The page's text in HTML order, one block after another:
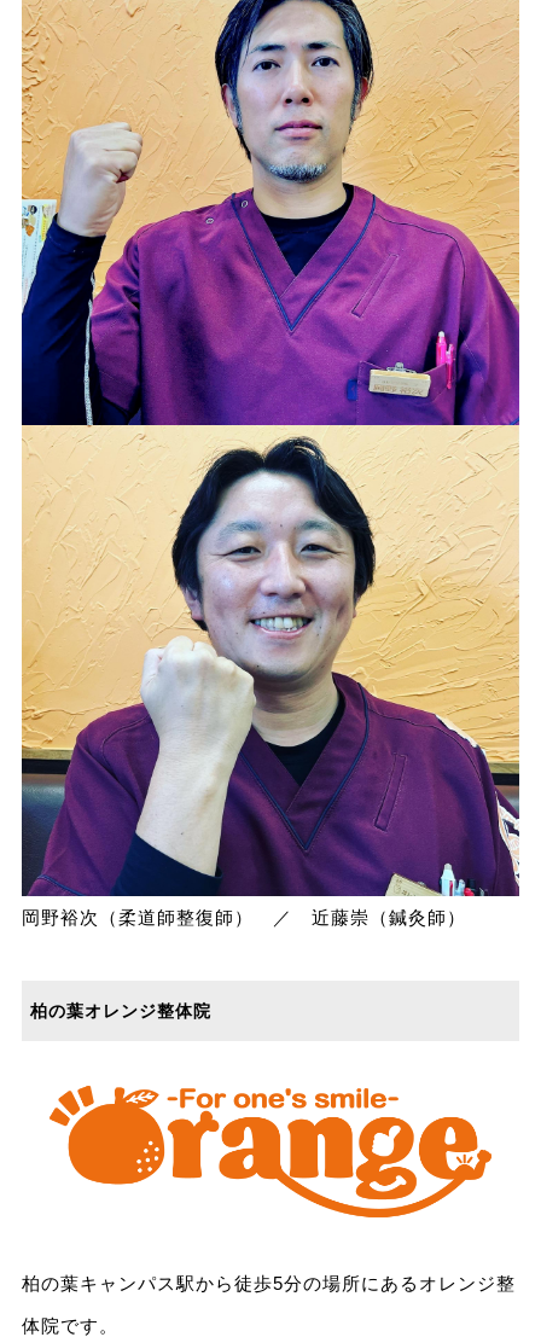
岡野裕次（柔道師整復師） ／ 近藤崇（鍼灸師）
柏の葉オレンジ整体院
柏の葉キャンパス駅から徒歩5分の場所にあるオレンジ整
体院です。